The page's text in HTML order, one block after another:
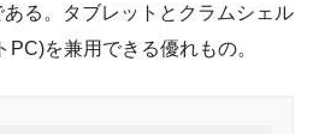
る。タブレットとクラムシェル
を兼用できる優れもの。